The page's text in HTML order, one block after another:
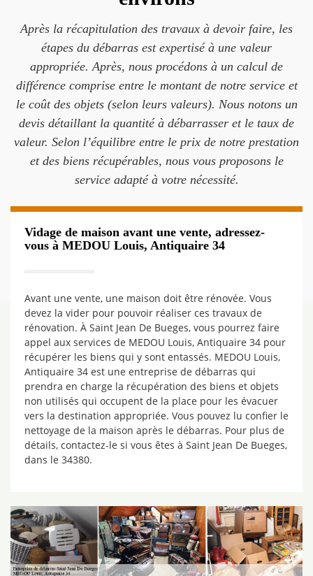
Après la récapitulation des travaux à devoir faire, les
étapes du débarras est expertisé à une valeur
appropriée. Après, nous procédons à un calcul de
différence comprise entre le montant de notre service et
le coût des objets (selon leurs valeurs). Nous notons un
devis détaillant la quantité à débarrasser et le taux de
valeur. Selon l’équilibre entre le prix de notre prestation
et des biens récupérables, nous vous proposons le
service adapté à votre nécessité.
Vidage de maison avant une vente, adressez-
vous à MEDOU Louis, Antiquaire 34
Avant une vente, une maison doit être rénovée. Vous
devez la vider pour pouvoir réaliser ces travaux de
rénovation. À Saint Jean De Bueges, vous pourrez faire
appel aux services de MEDOU Louis, Antiquaire 34 pour
récupérer les biens qui y sont entassés. MEDOU Louis,
Antiquaire 34 est une entreprise de débarras qui
prendra en charge la récupération des biens et objets
non utilisés qui occupent de la place pour les évacuer
vers la destination appropriée. Vous pouvez lu confier le
nettoyage de la maison après le débarras. Pour plus de
détails, contactez-le si vous êtes à Saint Jean De Bueges,
dans le 34380.